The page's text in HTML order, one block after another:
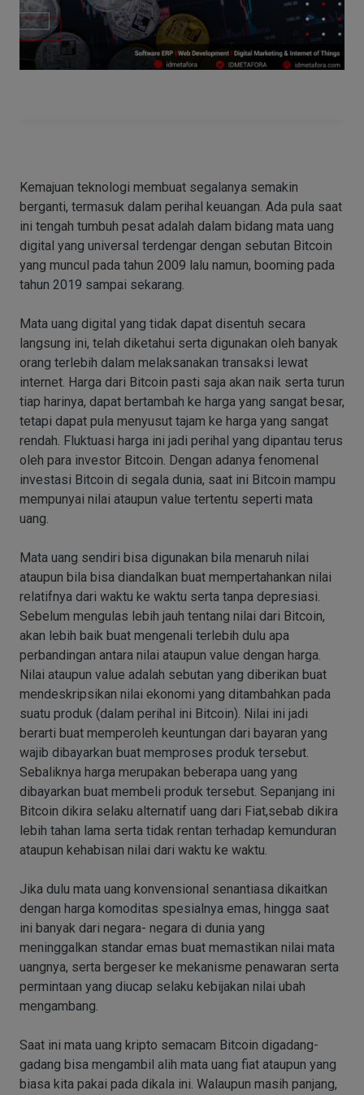
Kemajuan teknologi membuat segalanya semakin
berganti, termasuk dalam perihal keuangan. Ada pula saat
ini tengah tumbuh pesat adalah dalam bidang mata uang
digital yang universal terdengar dengan sebutan Bitcoin
yang muncul pada tahun 2009 lalu namun, booming pada
tahun 2019 sampai sekarang.
Mata uang digital yang tidak dapat disentuh secara
langsung ini, telah diketahui serta digunakan oleh banyak
orang terlebih dalam melaksanakan transaksi lewat
internet. Harga dari Bitcoin pasti saja akan naik serta turun
tiap harinya, dapat bertambah ke harga yang sangat besar,
tetapi dapat pula menyusut tajam ke harga yang sangat
rendah. Fluktuasi harga ini jadi perihal yang dipantau terus
oleh para investor Bitcoin. Dengan adanya fenomenal
investasi Bitcoin di segala dunia, saat ini Bitcoin mampu
mempunyai nilai ataupun value tertentu seperti mata
uang.
Mata uang sendiri bisa digunakan bila menaruh nilai
ataupun bila bisa diandalkan buat mempertahankan nilai
relatifnya dari waktu ke waktu serta tanpa depresiasi.
Sebelum mengulas lebih jauh tentang nilai dari Bitcoin,
akan lebih baik buat mengenali terlebih dulu apa
perbandingan antara nilai ataupun value dengan harga.
Nilai ataupun value adalah sebutan yang diberikan buat
mendeskripsikan nilai ekonomi yang ditambahkan pada
suatu produk (dalam perihal ini Bitcoin). Nilai ini jadi
berarti buat memperoleh keuntungan dari bayaran yang
wajib dibayarkan buat memproses produk tersebut.
Sebaliknya harga merupakan beberapa uang yang
dibayarkan buat membeli produk tersebut. Sepanjang ini
Bitcoin dikira selaku alternatif uang dari Fiat,sebab dikira
lebih tahan lama serta tidak rentan terhadap kemunduran
ataupun kehabisan nilai dari waktu ke waktu.
Jika dulu mata uang konvensional senantiasa dikaitkan
dengan harga komoditas spesialnya emas, hingga saat
ini banyak dari negara- negara di dunia yang
meninggalkan standar emas buat memastikan nilai mata
uangnya, serta bergeser ke mekanisme penawaran serta
permintaan yang diucap selaku kebijakan nilai ubah
mengambang.
Saat ini mata uang kripto semacam Bitcoin digadang-
gadang bisa mengambil alih mata uang fiat ataupun yang
biasa kita pakai pada dikala ini. Walaupun masih panjang,